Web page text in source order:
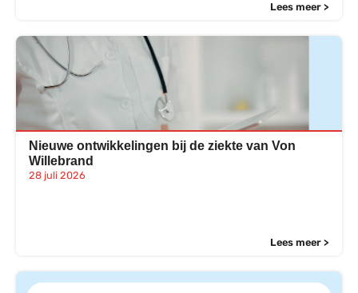
Lees meer >
Nieuwe ontwikkelingen bij de ziekte van Von
Willebrand
28 juli 2026
Lees meer >